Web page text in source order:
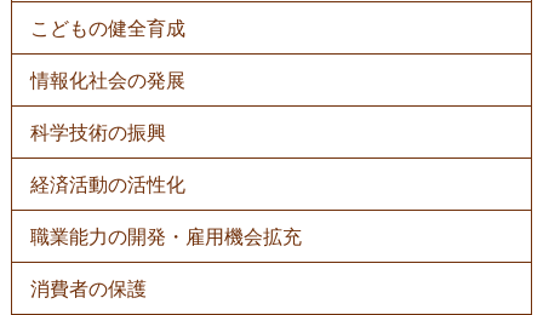
こどもの健全育成
情報化社会の発展
科学技術の振興
経済活動の活性化
職業能力の開発・雇用機会拡充
消費者の保護